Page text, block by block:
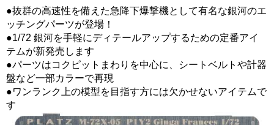
●抜群の高速性を備えた急降下爆撃機として有名な銀河のエ
ッチングパーツが登場！
●1/72 銀河を手軽にディテールアップするための定番アイ
テムが新発売します
●パーツはコクピットまわりを中心に、シートベルトや計器
盤など一部カラーで再現
●ワンランク上の模型を目指す方には欠かせないアイテムで
す